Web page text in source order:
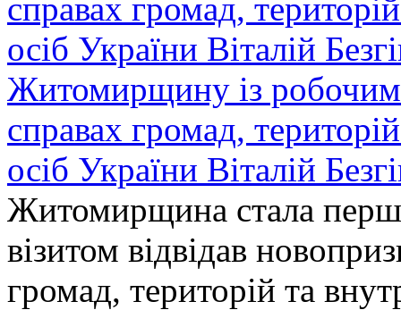
Житомирщину із робочим
справах громад,
осіб України Віталій
Житомирщина стала
візитом відвідав
громад, територій та